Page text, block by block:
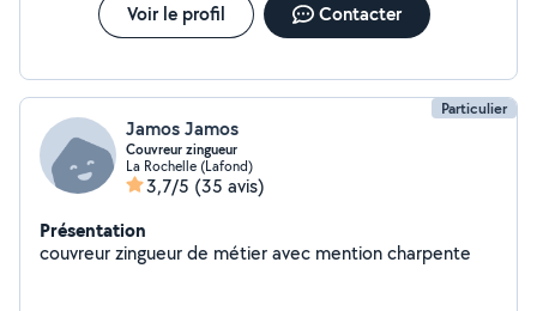
Voir le profil Contacter
Particulier
Jamos Jamos
Couvreur zingueur
La Rochelle (Lafond)
3,7/5 (35 avis)
Présentation
couvreur zingueur de métier avec mention charpente